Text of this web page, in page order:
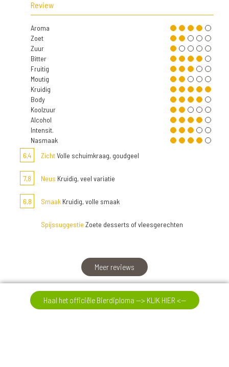
Review
Aroma
Zoet
Zuur
Bitter
Fruitig
Moutig
Kruidig
Body
Koolzuur
Alcohol
Intensit.
Nasmaak
6,4
ZichtVolle schuimkraag, goudgeel
7,8 Neus Kruidig, veel variatie
6,8 Smaak Kruidig, volle smaak
Spijssuggestie Zoete desserts of vleesgerechten
Meer reviews
Haal het officiële Bierdiploma --> KLIK HIER <--